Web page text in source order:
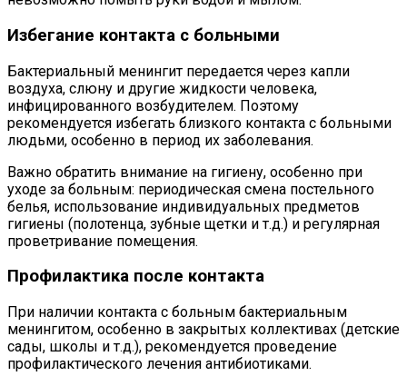
Избегание контакта с больными
Бактериальный менингит передается через капли
воздуха, слюну и другие жидкости человека,
инфицированного возбудителем. Поэтому
рекомендуется избегать близкого контакта с больными
людьми, особенно в период их заболевания.
Важно обратить внимание на гигиену, особенно при
уходе за больным: периодическая смена постельного
белья, использование индивидуальных предметов
гигиены (полотенца, зубные щетки и т.д.) и регулярная
проветривание помещения.
Профилактика после контакта
При наличии контакта с больным бактериальным
менингитом, особенно в закрытых коллективах (детские
сады, школы и т.д.), рекомендуется проведение
профилактического лечения антибиотиками.